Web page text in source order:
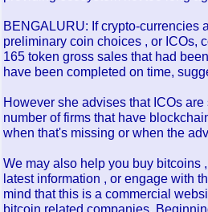
BENGALURU: If crypto-currencies
preliminary coin choices , or ICOs,
165 token gross sales that had
have been completed on time,
However she advises that ICOs
number of firms that have
when that's missing or when the
We may also help you buy bitcoins
latest information , or engage with
mind that this is a commercial
bitcoin related companies.